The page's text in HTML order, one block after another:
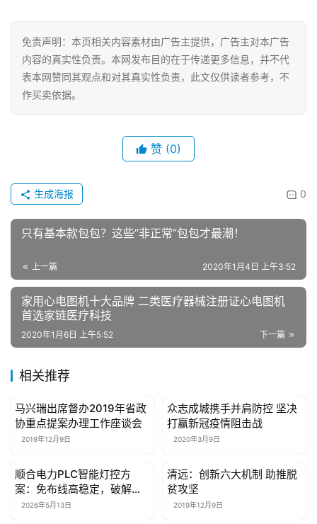
健
康
资
讯
我
们
系
我
们
免责声明：本页相关内容素材由广告主提供，广告主对本广告
内容的真实性负责。本网发布目的在于传递更多信息，并不代
表本网赞同其观点和对其真实性负责，此文仅供读者参考，不
作买卖依据。
赞 (0)
0
生成海报
只有基本款包包？这些“非正常”包包才最潮！
上一篇 2020年1月4日 上午3:52
家用心电图机十大品牌 二类医疗器械注册证心电图机
首选家链医疗科技
下一篇
2020年1月6日 上午5:52
相关推荐
母婴亲子
马兴瑞出席督办2019年省政
协重点提案办理工作座谈会
2019年12月9日
母婴亲子
众志成城携手并肩防控 坚决
打赢新冠疫情阻击战
2020年3月9日
母婴亲子
顺合电力PLC智能灯控方
案：免布线高稳定，破解酒
店照明改造与能耗难题
2026年5月13日
母婴亲子
清远：创新六大机制 助推脱
贫攻坚
2019年12月9日